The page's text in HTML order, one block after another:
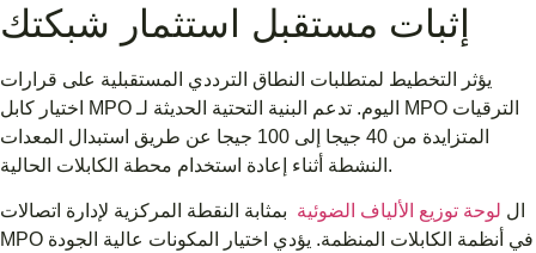
إثبات مستقبل استثمار شبكتك
يؤثر التخطيط لمتطلبات النطاق الترددي المستقبلية على قرارات
اختيار كابل MPO اليوم. تدعم البنية التحتية الحديثة لـ MPO الترقيات
المتزايدة من 40 جيجا إلى 100 جيجا عن طريق استبدال المعدات
النشطة أثناء إعادة استخدام محطة الكابلات الحالية.
ال لوحة توزيع الألياف الضوئية بمثابة النقطة المركزية لإدارة اتصالات
MPO في أنظمة الكابلات المنظمة. يؤدي اختيار المكونات عالية الجودة